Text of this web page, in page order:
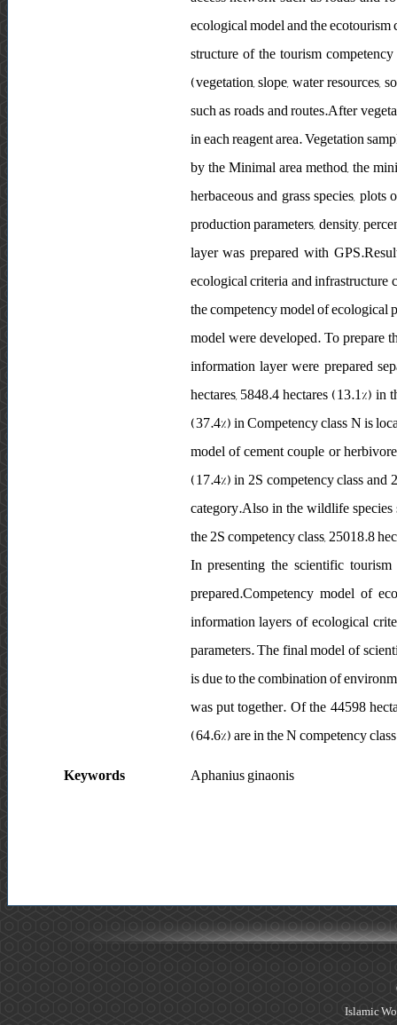
ecological model and the
structure of the tourism
(vegetation, slope, water resources,
such as roads and routes.After
in each reagent area. Vegetation
by the Minimal area method, the
herbaceous and grass species,
production parameters, density,
layer was prepared with
ecological criteria and
the competency model of
model were developed. To prepare
information layer were prepared
hectares, 5848.4 hectares (13.1%)
(37.4%) in Competency class N is
model of cement couple or
(17.4%) in 2S competency class
category.Also in the wildlife species
the 2S competency class, 25018.8
In presenting the scientific
prepared.Competency model of
information layers of ecological
parameters. The final model of
is due to the combination of
was put together. Of the 44598
(64.6%) are in the N competency
Keywords
Aphanius ginaonis
Islamic